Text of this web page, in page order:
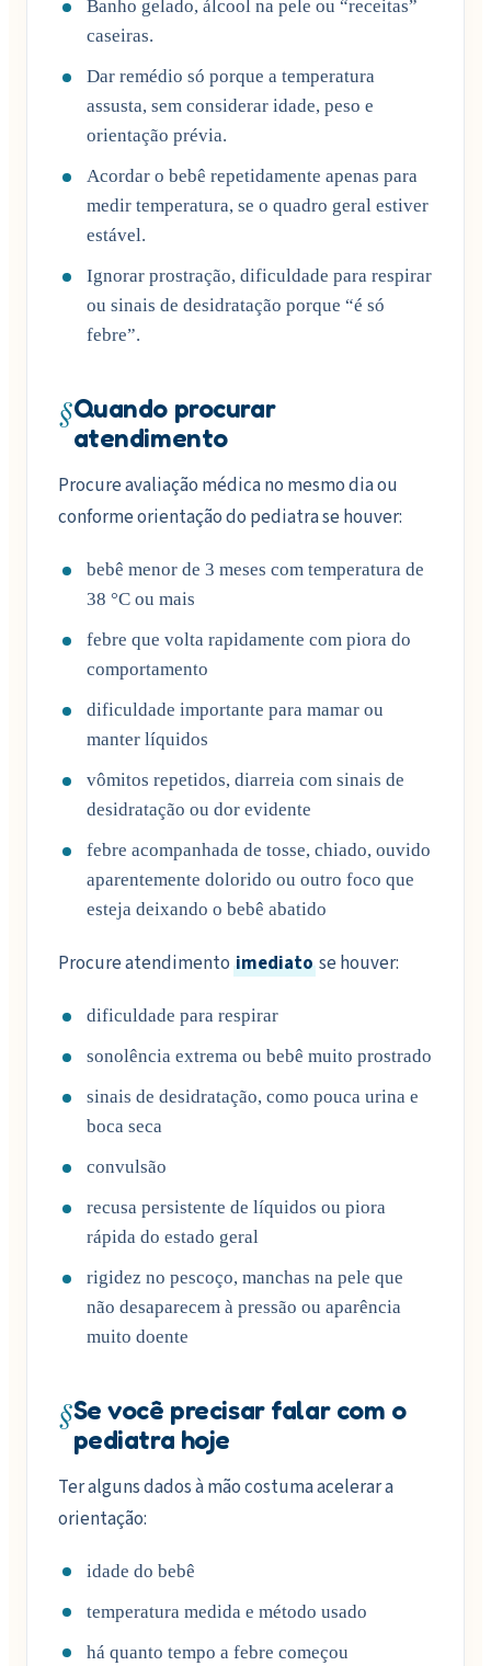
Banho gelado, álcool na pele ou “receitas”
caseiras.
Dar remédio só porque a temperatura
assusta, sem considerar idade, peso e
orientação prévia.
Acordar o bebê repetidamente apenas para
medir temperatura, se o quadro geral estiver
estável.
Ignorar prostração, dificuldade para respirar
ou sinais de desidratação porque “é só
febre”.
§Quando procurar
atendimento
Procure avaliação médica no mesmo dia ou
conforme orientação do pediatra se houver:
bebê menor de 3 meses com temperatura de
38 °C ou mais
febre que volta rapidamente com piora do
comportamento
dificuldade importante para mamar ou
manter líquidos
vômitos repetidos, diarreia com sinais de
desidratação ou dor evidente
febre acompanhada de tosse, chiado, ouvido
aparentemente dolorido ou outro foco que
esteja deixando o bebê abatido
Procure atendimento imediato se houver:
dificuldade para respirar
sonolência extrema ou bebê muito prostrado
sinais de desidratação, como pouca urina e
boca seca
convulsão
recusa persistente de líquidos ou piora
rápida do estado geral
rigidez no pescoço, manchas na pele que
não desaparecem à pressão ou aparência
muito doente
§Se você precisar falar com o
pediatra hoje
Ter alguns dados à mão costuma acelerar a
orientação:
idade do bebê
temperatura medida e método usado
há quanto tempo a febre começou